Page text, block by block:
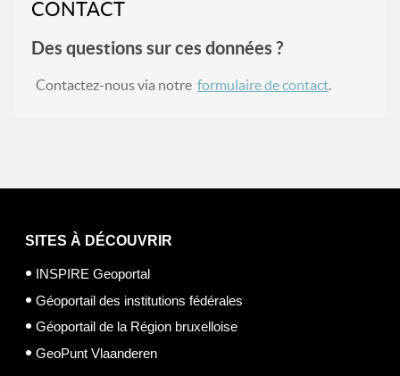
CONTACT
Des questions sur ces données ?
Contactez-nous via notre formulaire de contact.
SITES À DÉCOUVRIR
INSPIRE Geoportal
Géoportail des institutions fédérales
Géoportail de la Région bruxelloise
GeoPunt Vlaanderen